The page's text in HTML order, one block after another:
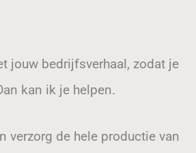
jouw bedrijfsverhaal, zodat je
kan ik je helpen.
verzorg de hele productie van